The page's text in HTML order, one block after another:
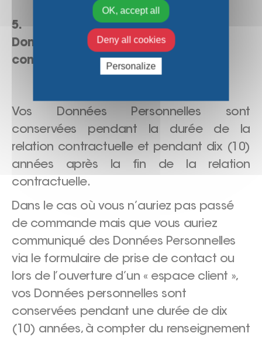
5. Pendant combien de temps vos
Données Personnelles sont-elles
conservées ?
Vos Données Personnelles sont
conservées pendant la durée de la
relation contractuelle et pendant dix (10)
années après la fin de la relation
contractuelle.
Dans le cas où vous n’auriez pas passé
de commande mais que vous auriez
communiqué des Données Personnelles
via le formulaire de prise de contact ou
lors de l’ouverture d’un « espace client »,
vos Données personnelles sont
conservées pendant une durée de dix
(10) années, à compter du renseignement
OK, accept all
Deny all cookies
Personalize